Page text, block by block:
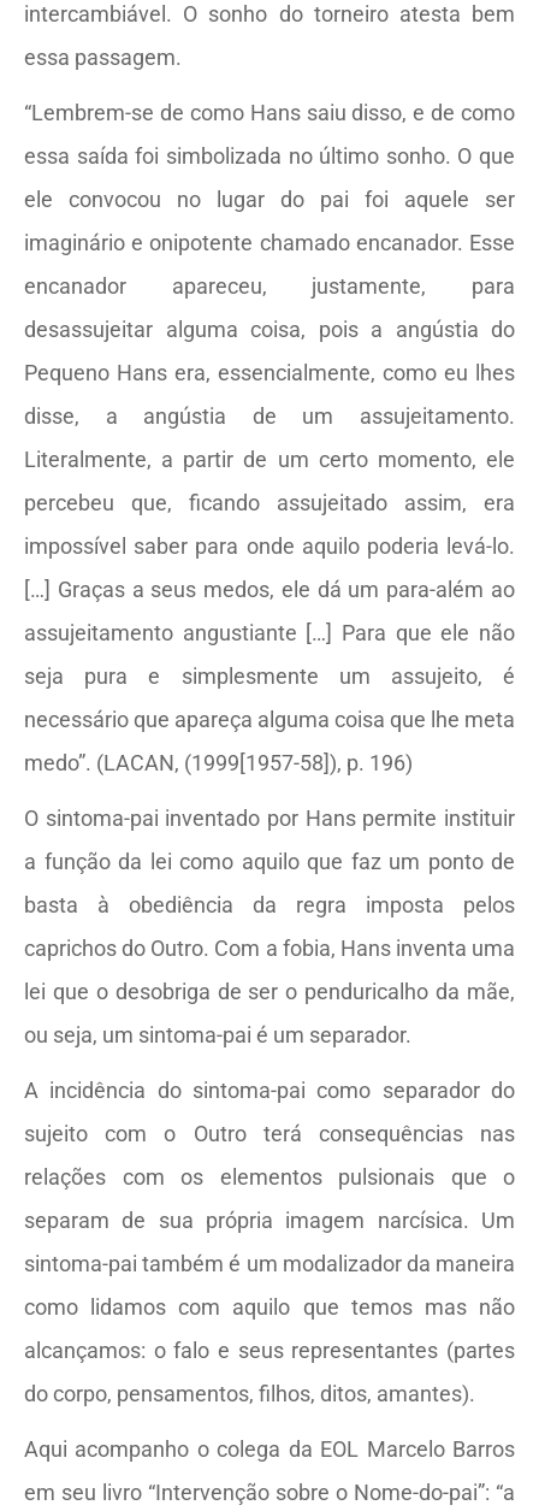
intercambiável. O sonho do torneiro atesta bem
essa passagem.
“Lembrem-se de como Hans saiu disso, e de como
essa saída foi simbolizada no último sonho. O que
ele convocou no lugar do pai foi aquele ser
imaginário e onipotente chamado encanador. Esse
encanador apareceu, justamente, para
desassujeitar alguma coisa, pois a angústia do
Pequeno Hans era, essencialmente, como eu lhes
disse, a angústia de um assujeitamento.
Literalmente, a partir de um certo momento, ele
percebeu que, ficando assujeitado assim, era
impossível saber para onde aquilo poderia levá-lo.
[…] Graças a seus medos, ele dá um para-além ao
assujeitamento angustiante […] Para que ele não
seja pura e simplesmente um assujeito, é
necessário que apareça alguma coisa que lhe meta
medo”. (LACAN, (1999[1957-58]), p. 196)
O sintoma-pai inventado por Hans permite instituir
a função da lei como aquilo que faz um ponto de
basta à obediência da regra imposta pelos
caprichos do Outro. Com a fobia, Hans inventa uma
lei que o desobriga de ser o penduricalho da mãe,
ou seja, um sintoma-pai é um separador.
A incidência do sintoma-pai como separador do
sujeito com o Outro terá consequências nas
relações com os elementos pulsionais que o
separam de sua própria imagem narcísica. Um
sintoma-pai também é um modalizador da maneira
como lidamos com aquilo que temos mas não
alcançamos: o falo e seus representantes (partes
do corpo, pensamentos, filhos, ditos, amantes).
Aqui acompanho o colega da EOL Marcelo Barros
em seu livro “Intervenção sobre o Nome-do-pai”: “a